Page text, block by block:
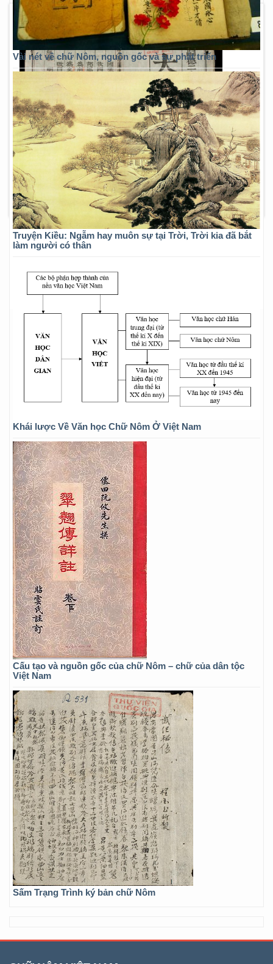
Vài nét về chữ Nôm, nguồn gốc và sự phát triển
Truyện Kiều: Ngẫm hay muôn sự tại Trời, Trời kia đã bắt
làm người có thân
Khái lược Về Văn học Chữ Nôm Ở Việt Nam
Cấu tạo và nguồn gốc của chữ Nôm – chữ của dân tộc
Việt Nam
Sấm Trạng Trình ký bản chữ Nôm